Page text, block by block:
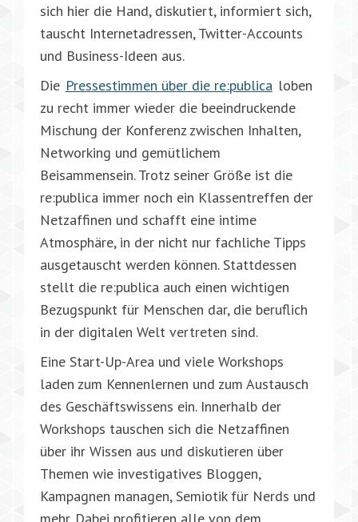
sich hier die Hand, diskutiert, informiert sich,
tauscht Internetadressen, Twitter-Accounts
und Business-Ideen aus.
Die Pressestimmen über die re:publica loben
zu recht immer wieder die beeindruckende
Mischung der Konferenz zwischen Inhalten,
Networking und gemütlichem
Beisammensein. Trotz seiner Größe ist die
re:publica immer noch ein Klassentreffen der
Netzaffinen und schafft eine intime
Atmosphäre, in der nicht nur fachliche Tipps
ausgetauscht werden können. Stattdessen
stellt die re:publica auch einen wichtigen
Bezugspunkt für Menschen dar, die beruflich
in der digitalen Welt vertreten sind.
Eine Start-Up-Area und viele Workshops
laden zum Kennenlernen und zum Austausch
des Geschäftswissens ein. Innerhalb der
Workshops tauschen sich die Netzaffinen
über ihr Wissen aus und diskutieren über
Themen wie investigatives Bloggen,
Kampagnen managen, Semiotik für Nerds und